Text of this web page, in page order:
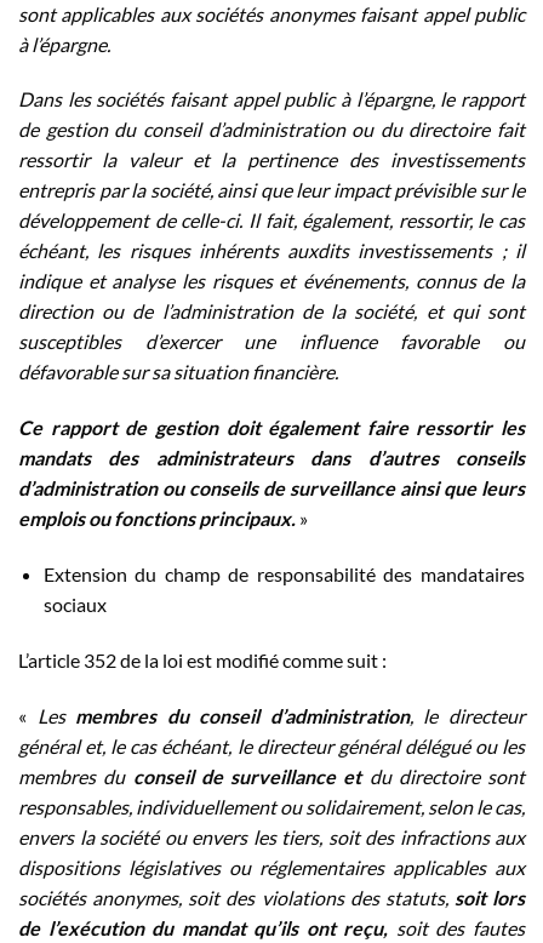
sont applicables aux sociétés anonymes faisant appel public
à l’épargne.
Dans les sociétés faisant appel public à l’épargne, le rapport
de gestion du conseil d’administration ou du directoire fait
ressortir la valeur et la pertinence des investissements
entrepris par la société, ainsi que leur impact prévisible sur le
développement de celle-ci. Il fait, également, ressortir, le cas
échéant, les risques inhérents auxdits investissements ; il
indique et analyse les risques et événements, connus de la
direction ou de l’administration de la société, et qui sont
susceptibles d’exercer une influence favorable ou
défavorable sur sa situation financière.
Ce rapport de gestion doit également faire ressortir les
mandats des administrateurs dans d’autres conseils
d’administration ou conseils de surveillance ainsi que leurs
emplois ou fonctions principaux. »
Extension du champ de responsabilité des mandataires
sociaux
L’article 352 de la loi est modifié comme suit :
« Les membres du conseil d’administration, le directeur
général et, le cas échéant, le directeur général délégué ou les
membres du conseil de surveillance etdu directoire sont
responsables, individuellement ou solidairement, selon le cas,
envers la société ou envers les tiers, soit des infractions aux
dispositions législatives ou réglementaires applicables aux
sociétés anonymes, soit des violations des statuts, soit lors
de l’exécution du mandat qu’ils ont reçu, soit des fautes